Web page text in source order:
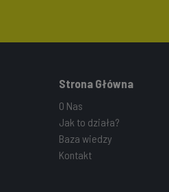
Strona Główna
O Nas
Jak to działa?
Baza wiedzy
Kontakt